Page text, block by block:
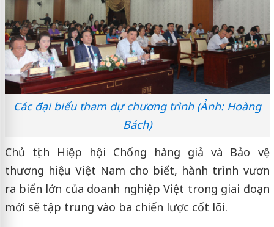
Các đại biểu tham dự chương trình (Ảnh: Hoàng
Bách)
Chủ tịch Hiệp hội Chống hàng giả và Bảo vệ
thương hiệu Việt Nam cho biết, hành trình vươn
ra biển lớn của doanh nghiệp Việt trong giai đoạn
mới sẽ tập trung vào ba chiến lược cốt lõi.